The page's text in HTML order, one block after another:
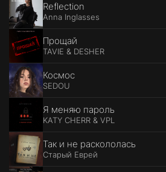
Reflection
Anna Inglasses
Прощай
TAVIE & DESHER
Космос
SEDOU
Я меняю пароль
KATY CHERR & VPL
Так и не раскололась
Старый Еврей